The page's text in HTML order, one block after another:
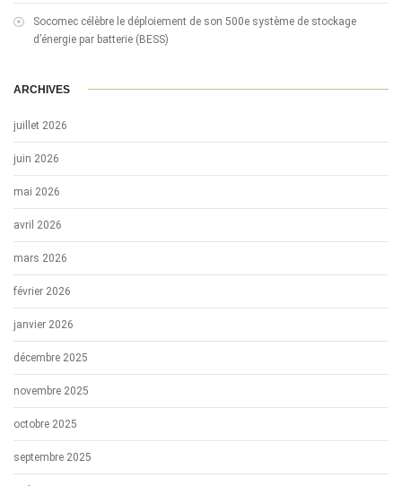
Socomec célèbre le déploiement de son 500e système de stockage
d’énergie par batterie (BESS)
ARCHIVES
juillet 2026
juin 2026
mai 2026
avril 2026
mars 2026
février 2026
janvier 2026
décembre 2025
novembre 2025
octobre 2025
septembre 2025